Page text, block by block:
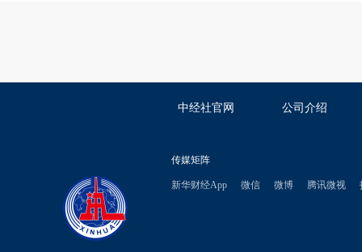
中经社官网 公司介绍
传媒矩阵
新华财经App 微信 微博 腾讯微视